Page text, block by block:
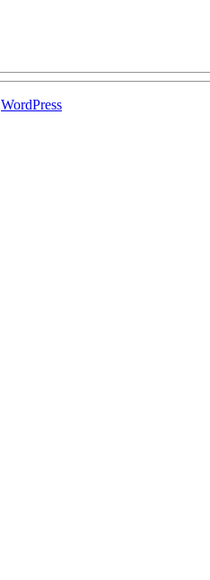
WordPress